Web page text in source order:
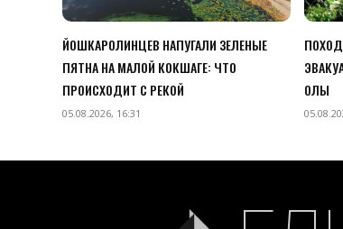
ЙОШКАРОЛИНЦЕВ НАПУГАЛИ ЗЕЛЕНЫЕ
ПЯТНА НА МАЛОЙ КОКШАГЕ: ЧТО
ПРОИСХОДИТ С РЕКОЙ
05.08.2026, 16:31
ОЛЫ